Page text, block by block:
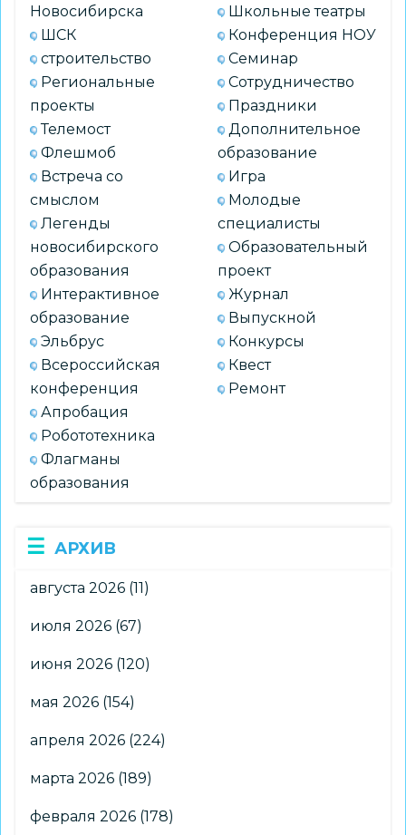
Новосибирска
ШСК
строительство
Региональные
проекты
Телемост
Флешмоб
Встреча со
смыслом
Легенды
новосибирского
образования
Интерактивное
образование
Эльбрус
Всероссийская
конференция
Апробация
Робототехника
Флагманы
образования
Школьные театры
Конференция НОУ
Семинар
Сотрудничество
Праздники
Дополнительное
образование
Игра
Молодые
специалисты
Образовательный
проект
Журнал
Выпускной
Конкурсы
Квест
Ремонт
АРХИВ
августа 2026 (11)
июля 2026 (67)
июня 2026 (120)
мая 2026 (154)
апреля 2026 (224)
марта 2026 (189)
февраля 2026 (178)